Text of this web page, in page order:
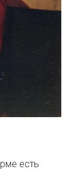
есть